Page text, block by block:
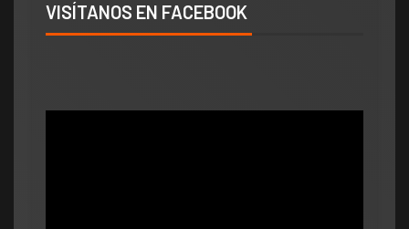
VISÍTANOS EN FACEBOOK